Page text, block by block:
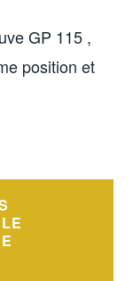
GP 115 ,
position et